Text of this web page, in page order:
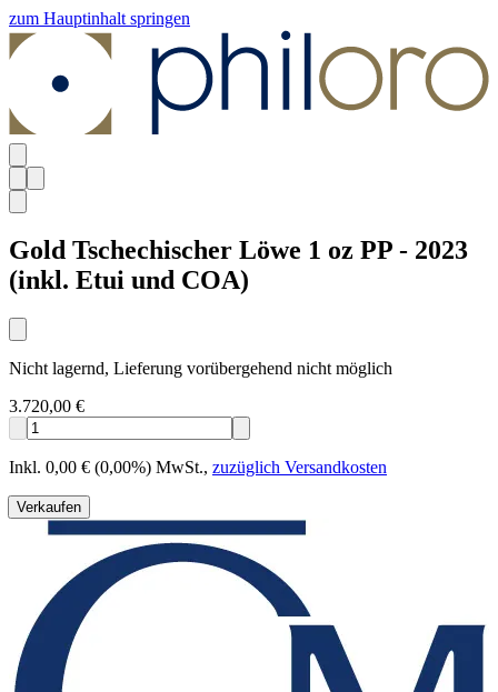
zum Hauptinhalt springen
Gold Tschechischer Löwe 1 oz PP - 2023
(inkl. Etui und COA)
Nicht lagernd, Lieferung vorübergehend nicht möglich
3.720,00 €
Inkl. 0,00 € (0,00%) MwSt., zuzüglich Versandkosten
Verkaufen